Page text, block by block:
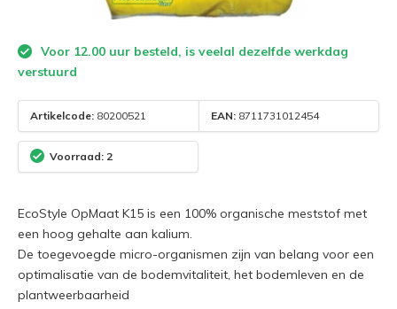
Voor 12.00 uur besteld, is veelal dezelfde werkdag
verstuurd
Artikelcode: 80200521 EAN: 8711731012454
Voorraad: 2
EcoStyle OpMaat K15 is een 100% organische meststof met
een hoog gehalte aan kalium.
De toegevoegde micro-organismen zijn van belang voor een
optimalisatie van de bodemvitaliteit, het bodemleven en de
plantweerbaarheid